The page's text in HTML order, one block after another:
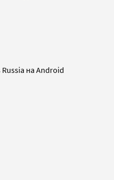
на Android